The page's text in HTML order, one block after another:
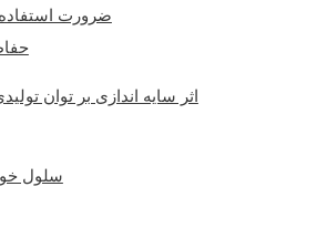
ضرورت استفاده
اثر سایه اندازی بر توان
سلول